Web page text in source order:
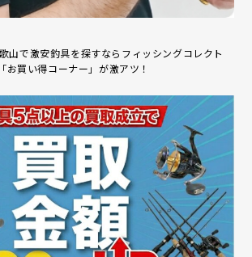
山で激安釣具を探すならフィッシングコレクト
買い得コーナー」が激アツ！